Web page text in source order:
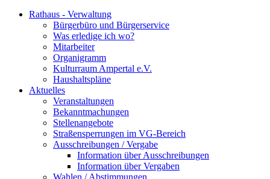
Rathaus - Verwaltung
Bürgerbüro und Bürgerservice
Was erledige ich wo?
Mitarbeiter
Organigramm
Kulturraum Ampertal e.V.
Haushaltspläne
Aktuelles
Veranstaltungen
Bekanntmachungen
Stellenangebote
Straßensperrungen im VG-Bereich
Ausschreibungen / Vergabe
Information über Ausschreibungen
Information über Vergaben
Wahlen / Abstimmungen